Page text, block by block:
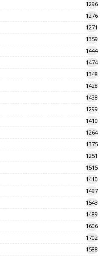
1296
1276
1271
1359
1444
1474
1348
1428
1438
1299
1410
1264
1375
1251
1515
1410
1497
1543
1489
1606
1702
1588